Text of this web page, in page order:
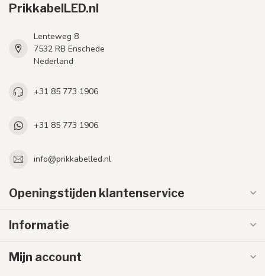
PrikkabelLED.nl
Lenteweg 8
7532 RB Enschede
Nederland
+31 85 773 1906
+31 85 773 1906
info@prikkabelled.nl
Openingstijden klantenservice
Informatie
Mijn account